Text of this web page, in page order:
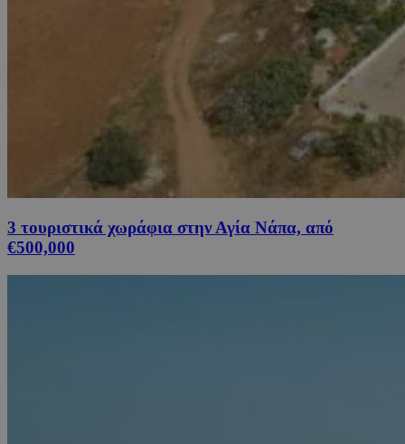
3 τουριστικά χωράφια στην Αγία Νάπα, από
€500,000